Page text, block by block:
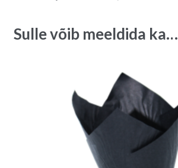
Sulle võib meeldida ka…